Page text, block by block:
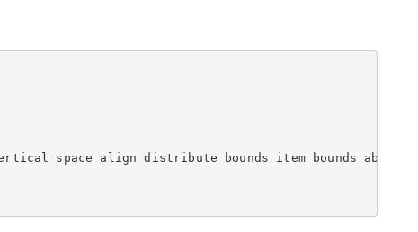
space align distribute bounds item bounds